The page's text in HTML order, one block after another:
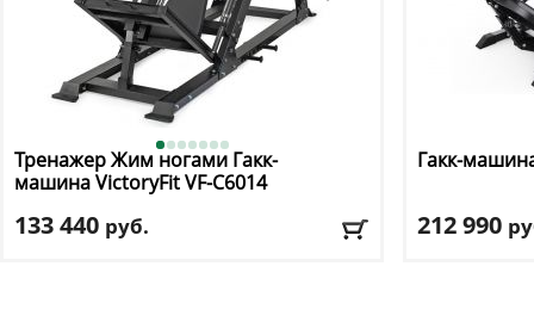
Тренажер Жим ногами Гакк-
машина VictoryFitVF-C6014
133 440 руб.
Гакк-
212 990